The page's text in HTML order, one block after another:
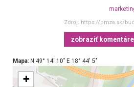
Zdroj: https://pmza.sk/
zobraziť
Mapa:N 49° 14′ 10″ E 18° 44′ 5″
+